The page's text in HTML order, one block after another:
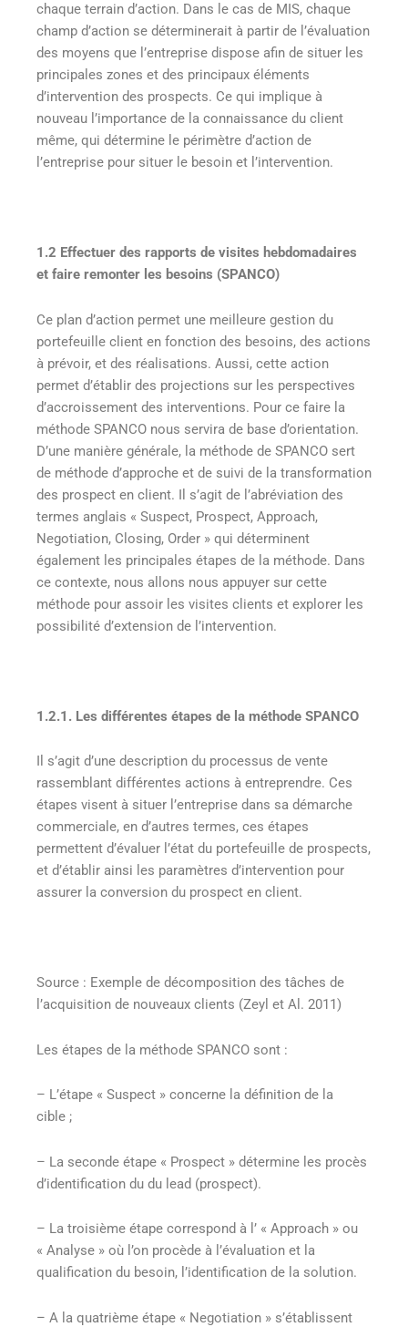
chaque terrain d’action. Dans le cas de MIS, chaque
champ d’action se déterminerait à partir de l’évaluation
des moyens que l’entreprise dispose afin de situer les
principales zones et des principaux éléments
d’intervention des prospects. Ce qui implique à
nouveau l’importance de la connaissance du client
même, qui détermine le périmètre d’action de
l’entreprise pour situer le besoin et l’intervention.
1.2 Effectuer des rapports de visites hebdomadaires
et faire remonter les besoins (SPANCO)
Ce plan d’action permet une meilleure gestion du
portefeuille client en fonction des besoins, des actions
à prévoir, et des réalisations. Aussi, cette action
permet d’établir des projections sur les perspectives
d’accroissement des interventions. Pour ce faire la
méthode SPANCO nous servira de base d’orientation.
D’une manière générale, la méthode de SPANCO sert
de méthode d’approche et de suivi de la transformation
des prospect en client. Il s’agit de l’abréviation des
termes anglais « Suspect, Prospect, Approach,
Negotiation, Closing, Order » qui déterminent
également les principales étapes de la méthode. Dans
ce contexte, nous allons nous appuyer sur cette
méthode pour assoir les visites clients et explorer les
possibilité d’extension de l’intervention.
1.2.1. Les différentes étapes de la méthode SPANCO
Il s’agit d’une description du processus de vente
rassemblant différentes actions à entreprendre. Ces
étapes visent à situer l’entreprise dans sa démarche
commerciale, en d’autres termes, ces étapes
permettent d’évaluer l’état du portefeuille de prospects,
et d’établir ainsi les paramètres d’intervention pour
assurer la conversion du prospect en client.
Source : Exemple de décomposition des tâches de
l’acquisition de nouveaux clients (Zeyl et Al. 2011)
Les étapes de la méthode SPANCO sont :
– L’étape « Suspect » concerne la définition de la
cible ;
– La seconde étape « Prospect » détermine les procès
d’identification du du lead (prospect).
– La troisième étape correspond à l’ « Approach » ou
« Analyse » où l’on procède à l’évaluation et la
qualification du besoin, l’identification de la solution.
– A la quatrième étape « Negotiation » s’établissent